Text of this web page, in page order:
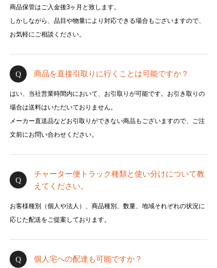
商品保管はご入金後3ヶ月と致します。
しかしながら、品目や物量により対応できる場合もございますので、
お気軽にご相談ください。
商品を直接引取りに行くことは可能ですか？
はい、当社営業時間内において、お引取りが可能です。お引き取りの
場合は送料はいただいておりません。
メーカー直送品などお引取りができない商品もございますので、ご注
文前にお問い合わせください。
チャーター便トラック種類と使い分けについて教
えてください。
お客様種別（個人や法人）、商品種別、数量、地域それぞれの状況に
応じた配送をご提案しております。
個人宅への配達も可能ですか？